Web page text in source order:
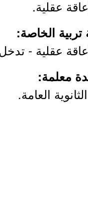
عقلية.
عقلية -
العامة.